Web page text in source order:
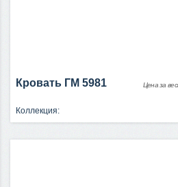
Кровать ГМ 5981 Цена за
Коллекция: